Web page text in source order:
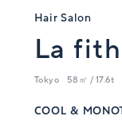
Hair Salon
La
Tokyo 58㎡ / 17.6t
COOL &